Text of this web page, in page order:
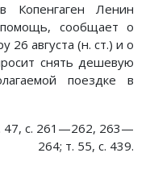
Ленин
сообщает о
26 августа (н. ст.) и о
снять дешевую
поездке в
47, с. 261—262, 263—
264; т. 55, с. 439.